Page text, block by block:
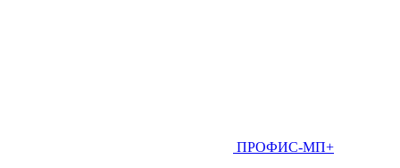
ПРОФИС-МП+